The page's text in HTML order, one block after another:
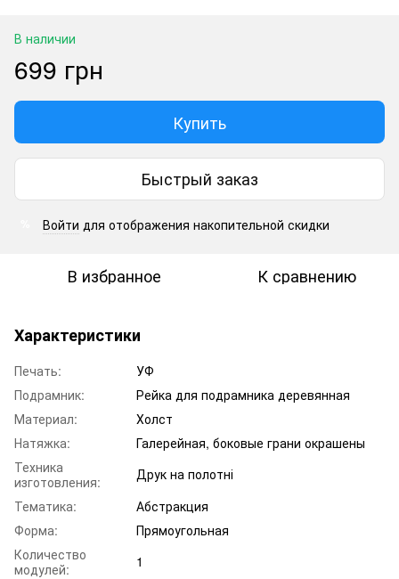
В наличии
699 грн
Купить
Быстрый заказ
Войти для отображения накопительной скидки
В избранное К сравнению
Характеристики
Печать:
УФ
Подрамник:
Рейка для подрамника деревянная
Материал:
Холст
Натяжка:
Галерейная, боковые грани окрашены
Техника
изготовления:
Друк на полотні
Тематика:
Абстракция
Форма:
Прямоугольная
Количество
модулей:
1